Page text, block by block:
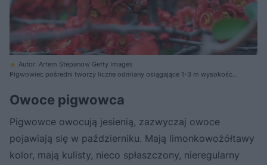
Autor: Artem Stepanov/ Getty Images
Pigwowiec pośredni tworzy liczne odmiany osiągające 1-3 m wysokości.
półcieniu. Zakwita w kwietniu. Latem dojrzewają żółte aromatyczne
owoce nadające się na przetwory
Owoce pigwowca
Pigwowce owocują jesienią, zazwyczaj owoce
pojawiają się w październiku. Mają limonkowożółtawy
kolor, mają kulisty, nieco spłaszczony, nieregularny